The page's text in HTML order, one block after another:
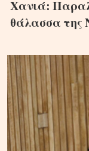
Χανιά:
θάλασσα της